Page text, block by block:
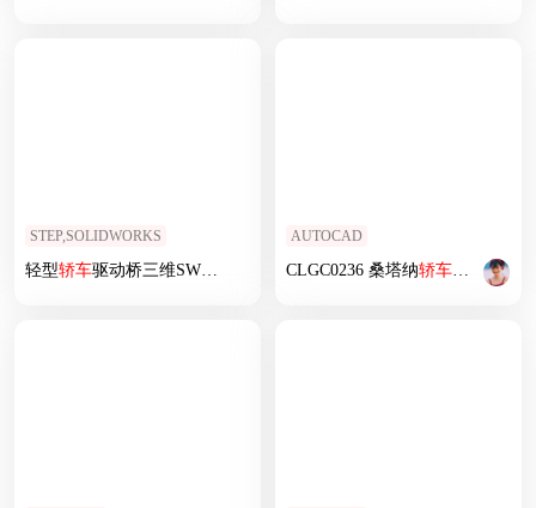
STEP,SOLIDWORKS
轻型轿车驱动桥三维SW模型
AUTOCAD
CLGC0236 桑塔纳轿车离合器设计